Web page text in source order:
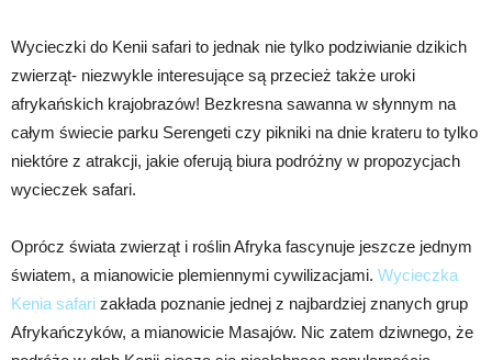
Wycieczki do Kenii safari to jednak nie tylko podziwianie dzikich
zwierząt- niezwykle interesujące są przecież także uroki
afrykańskich krajobrazów! Bezkresna sawanna w słynnym na
całym świecie parku Serengeti czy pikniki na dnie krateru to tylko
niektóre z atrakcji, jakie oferują biura podróżny w propozycjach
wycieczek safari.
Oprócz świata zwierząt i roślin Afryka fascynuje jeszcze jednym
światem, a mianowicie plemiennymi cywilizacjami. Wycieczka
Kenia safari zakłada poznanie jednej z najbardziej znanych grup
Afrykańczyków, a mianowicie Masajów. Nic zatem dziwnego, że